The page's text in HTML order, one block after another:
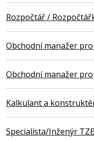
Rozpočtář /
Obchodní manažer
Obchodní manažer
Kalkulant a
Specialista/Inženýr